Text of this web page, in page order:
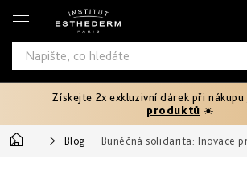
na
obsah
produktu
Tělový
Získejte 2x exkluzivní dárek při nákupu
produktů ☀️
Domů Blog Buněčná solidarita: Inovace